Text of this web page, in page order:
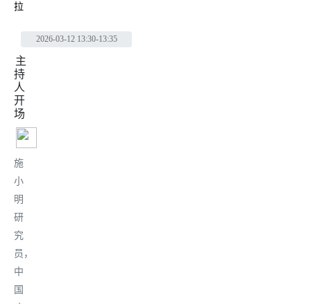
拉
2026-03-12 13:30-13:35
主
持
人
开
场
施
小
明
研
究
员，
中
国